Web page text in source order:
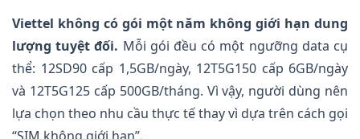
Viettel không có gói một năm không giới hạn dung
lượng tuyệt đối. Mỗi gói đều có một ngưỡng data cụ
thể: 12SD90 cấp 1,5GB/ngày, 12T5G150 cấp 6GB/ngày
và 12T5G125 cấp 500GB/tháng. Vì vậy, người dùng nên
lựa chọn theo nhu cầu thực tế thay vì dựa trên cách gọi